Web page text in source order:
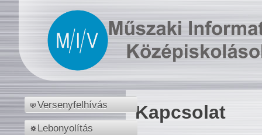
Versenyfelhívás
Lebonyolítás
Kapcsolat